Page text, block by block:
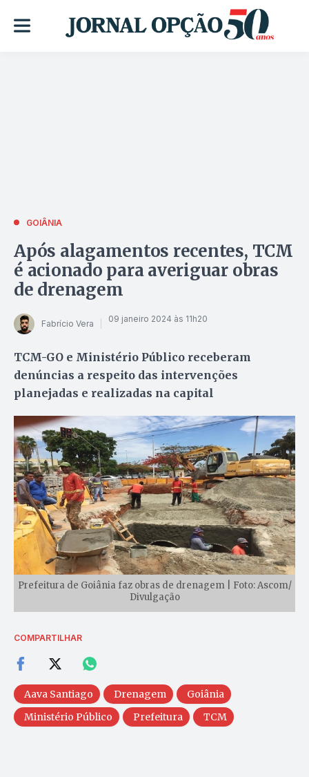
GOIÂNIA
Após alagamentos recentes, TCM
é acionado para averiguar obras
de drenagem
Fabrício Vera 09 janeiro 2024 às 11h20
TCM-GO e Ministério Público receberam
denúncias a respeito das intervenções
planejadas e realizadas na capital
Prefeitura de Goiânia faz obras de drenagem | Foto: Ascom/
Divulgação
COMPARTILHAR
Aava Santiago Drenagem
Goiânia
Ministério Público
Prefeitura TCM